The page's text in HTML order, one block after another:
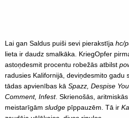
Lai gan Saldus puiši sevi pierakstīja hc/
lieta ir daudz smalkāka. KriegOpfer
astoņdesmit procentu robežās atbilst
radusies Kalifornijā, deviņdesmito gadu
tādas apvienības kā Spazz, Despise
Comment, Infest. Skrienošās,
meistarīgām sludge pīppauzēm. Tā ir